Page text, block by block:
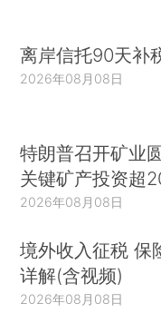
离岸信托90天补
2026年08月08日
特朗普召开矿业
关键矿产投资超
2026年08月08日
境外收入征税 保
详解(含视频)
2026年08月08日